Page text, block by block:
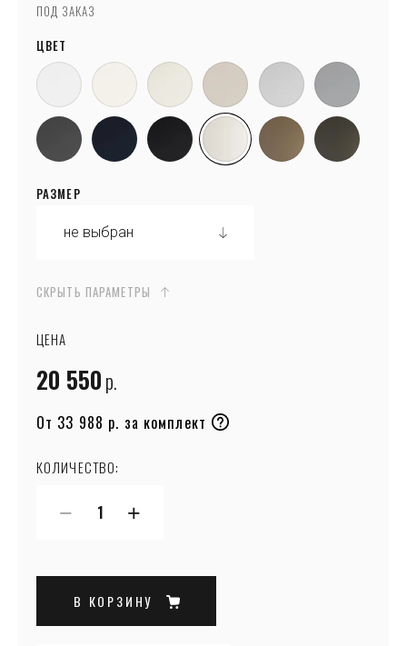
ПОД ЗАКАЗ
ЦВЕТ
РАЗМЕР
СКРЫТЬ ПАРАМЕТРЫ
ЦЕНА
20 550р.
От 33 988 р. за комплект
КОЛИЧЕСТВО:
− +
В КОРЗИНУ